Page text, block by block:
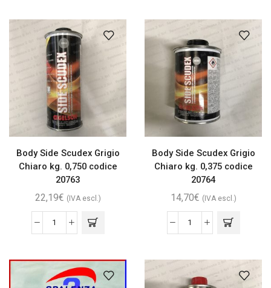
Body Side Scudex Grigio
Chiaro kg. 0,750 codice
20763
22,19€ (IVA escl.)
Body Side Scudex Grigio
Chiaro kg. 0,375 codice
20764
14,70€ (IVA escl.)